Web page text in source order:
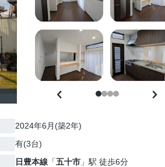
2024年6月(築2年)
有(3台)
日豊本線 「五十市 」駅 徒歩6分